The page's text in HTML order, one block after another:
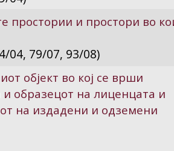
простории и простори во
04, 79/07, 93/08)
објект во кој се врши
образецот на лиценцата и
на издадени и одземени